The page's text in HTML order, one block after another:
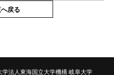
戻る
学法人東海国立大学機構 岐阜大学